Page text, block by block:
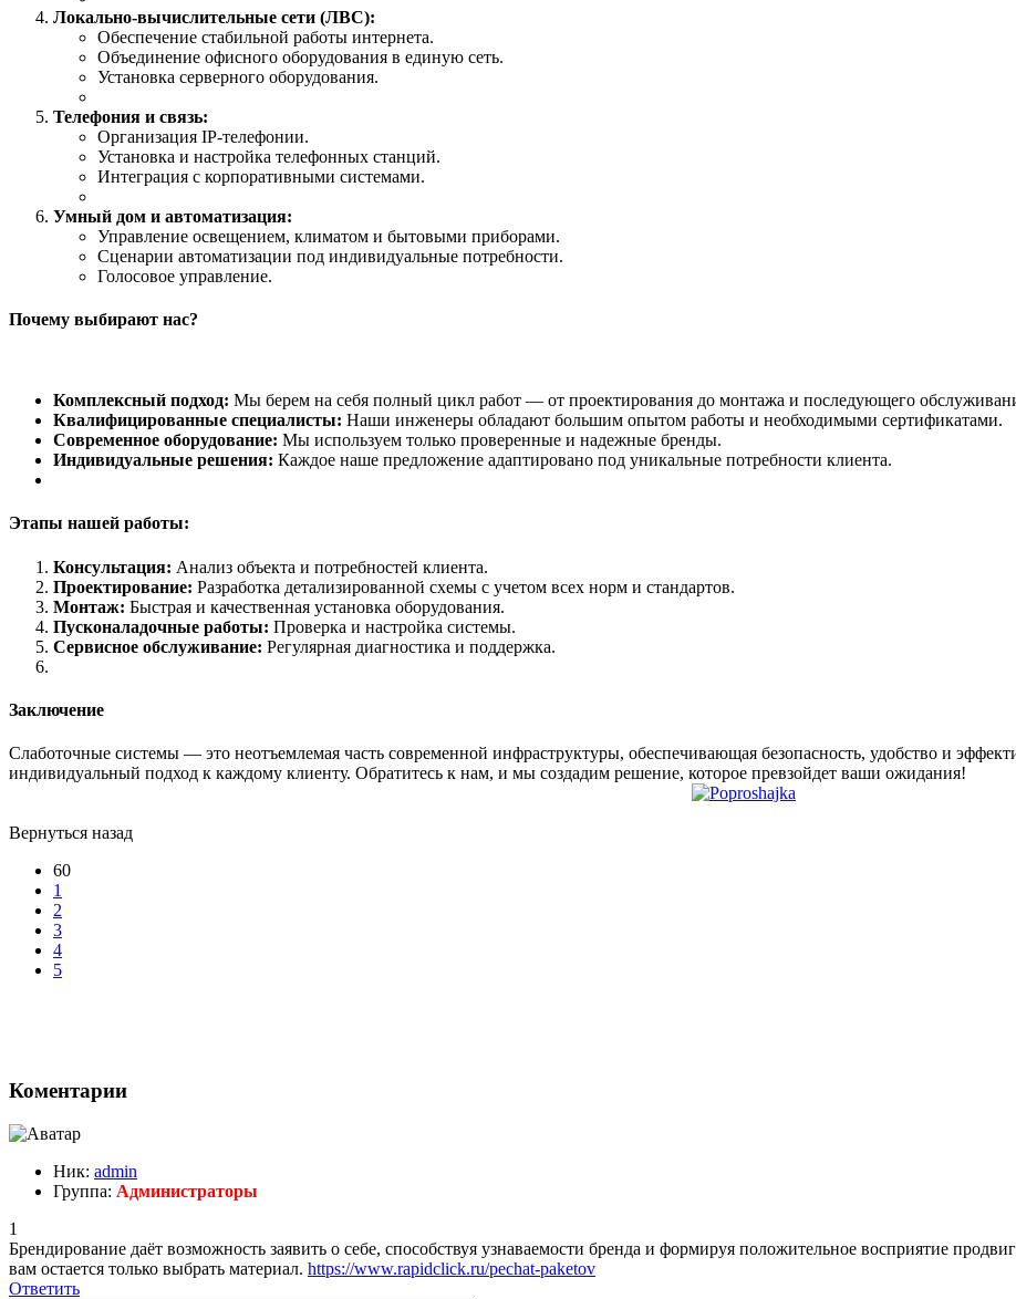
Локально-вычислительные сети (ЛВС):
Обеспечение стабильной работы интернета.
Объединение офисного оборудования в единую сеть.
Установка серверного оборудования.
Телефония и связь:
Организация IP-телефонии.
Установка и настройка телефонных станций.
Интеграция с корпоративными системами.
Умный дом и автоматизация:
Управление освещением, климатом и бытовыми приборами.
Сценарии автоматизации под индивидуальные потребности.
Голосовое управление.
Почему выбирают нас?
Комплексный подход: Мы берем на себя полный цикл работ — от проектирования до монтажа и последующего
Квалифицированные специалисты: Наши инженеры обладают большим опытом работы и необходимыми сертификатами.
Современное оборудование: Мы используем только проверенные и надежные бренды.
Индивидуальные решения: Каждое наше предложение адаптировано под уникальные потребности клиента.
Этапы нашей работы:
Консультация: Анализ объекта и потребностей клиента.
Проектирование: Разработка детализированной схемы с учетом всех норм и стандартов.
Монтаж: Быстрая и качественная установка оборудования.
Пусконаладочные работы: Проверка и настройка системы.
Сервисное обслуживание: Регулярная диагностика и поддержка.
Заключение
Слаботочные системы — это неотъемлемая часть современной инфраструктуры, обеспечивающая безопасность, удобство и
индивидуальный подход к каждому клиенту. Обратитесь к нам, и мы создадим решение, которое превзойдет ваши ожидания!
Вернуться назад
60
1
2
3
4
5
Коментарии
Ник: admin
Группа: Администраторы
1
Брендирование даёт возможность заявить о себе, способствуя узнаваемости бренда и формируя положительное восприятие
вам остается только выбрать материал. ​ https://www.rapidclick.ru/pechat-paketov
Ответить